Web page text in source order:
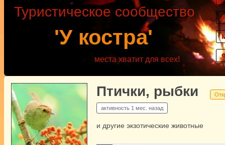
'У костра'
Туристическое сообщество
места хватит для всех!
Птички, рыбки
активность 1 мес. назад
и другие экзотические животные